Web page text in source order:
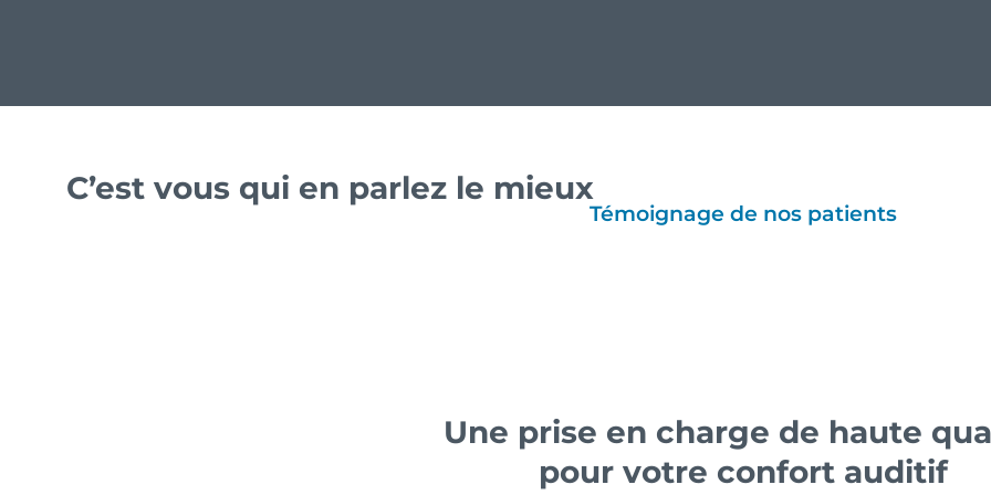
C’est vous qui en parlez le mieux
Témoignage de nos patients
Une prise en charge de haute
pour votre confort auditif